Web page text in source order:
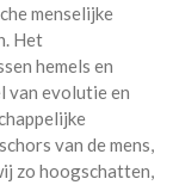
menselijke
Het
hemels en
van evolutie en
van de mens,
zo hoogschatten,